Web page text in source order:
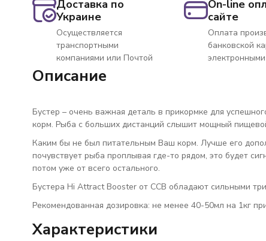
Доставка по
Украине
Осуществляется
транспортными
компаниями или Почтой
On-line
сайте
Оплата
банковской
Описание
Бустер – очень важная деталь в прикормке для
корм. Рыба с больших дистанций слышит мощный
Каким бы не был питательным Ваш корм. Лучше его
почувствует рыба проплывая где-то рядом, это будет
потом уже от всего остального.
Бустера Hi Attract Booster от CCB обладают сильными
Рекомендованная дозировка: не менее 40-50мл на 1кг
Характеристики